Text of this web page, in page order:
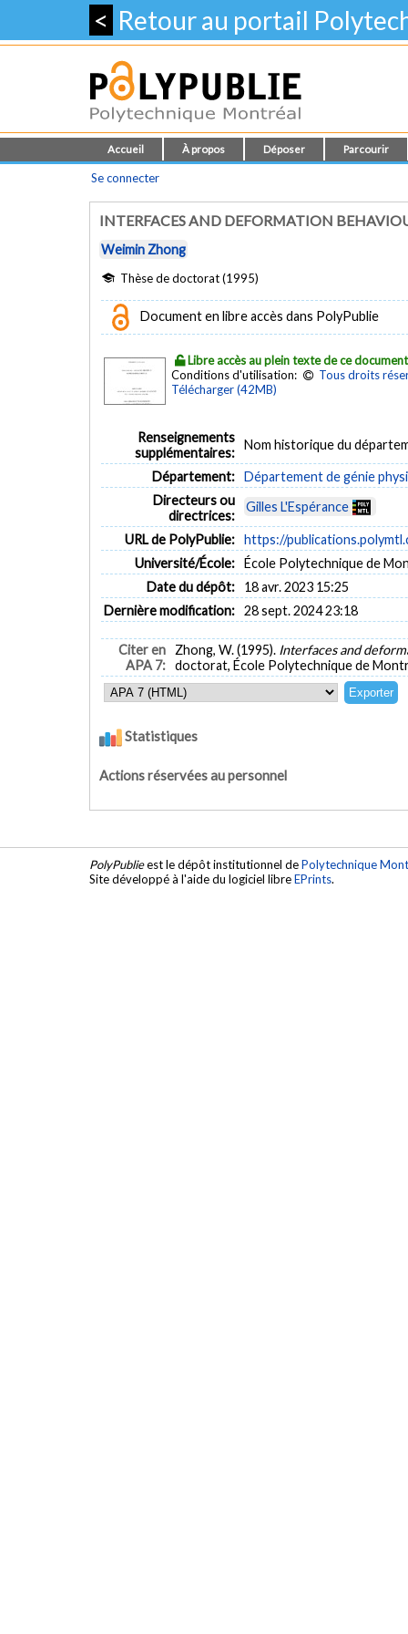
< Retour au portail
Accueil À propos Déposer Parcourir
Se connecter
INTERFACES AND DEFORMATION
Weimin Zhong
Thèse de doctorat (1995)
Document en libre accès dans PolyPublie
Libre accès au plein texte de ce document
Conditions d'utilisation:
Tous droits
Télécharger (42MB)
Renseignements
supplémentaires:
Nom historique du
Département: Département de génie
Directeurs ou
directrices:
Gilles L'Espérance
URL de PolyPublie: https://
Université/École: École Polytechnique de
Date du dépôt:
18 avr. 2023 15:25
Dernière modification: 28 sept. 2024 23:18
Citer en
APA 7:
Zhong, W. (1995). Interfaces and
doctorat, École Polytechnique de
Statistiques
Actions réservées au personnel
PolyPublieest le dépôt institutionnel dePolytechnique
Site développé à l'aide du logiciel libreEPrints.